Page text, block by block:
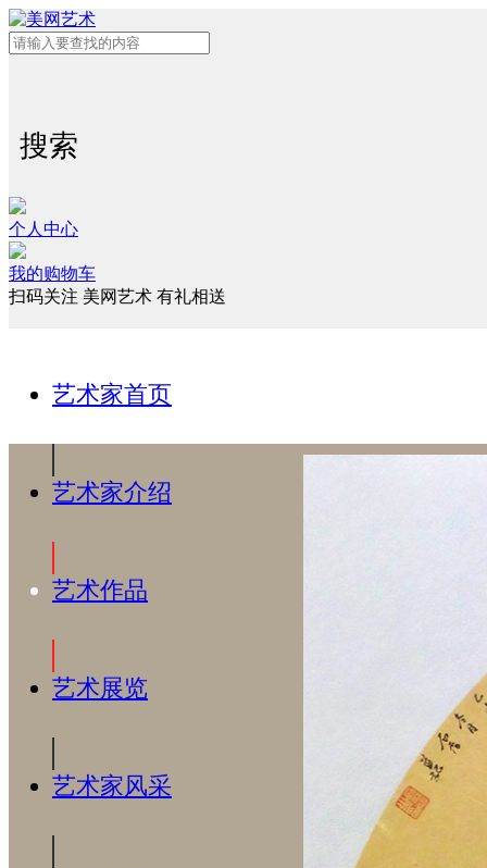
搜索
个人中心
我的购物车
扫码关注 美网艺术 有礼相送
艺术家首页
艺术家介绍
艺术作品
艺术展览
艺术家风采